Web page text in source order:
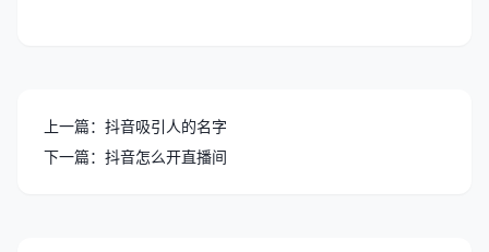
上一篇：抖音吸引人的名字
下一篇：抖音怎么开直播间